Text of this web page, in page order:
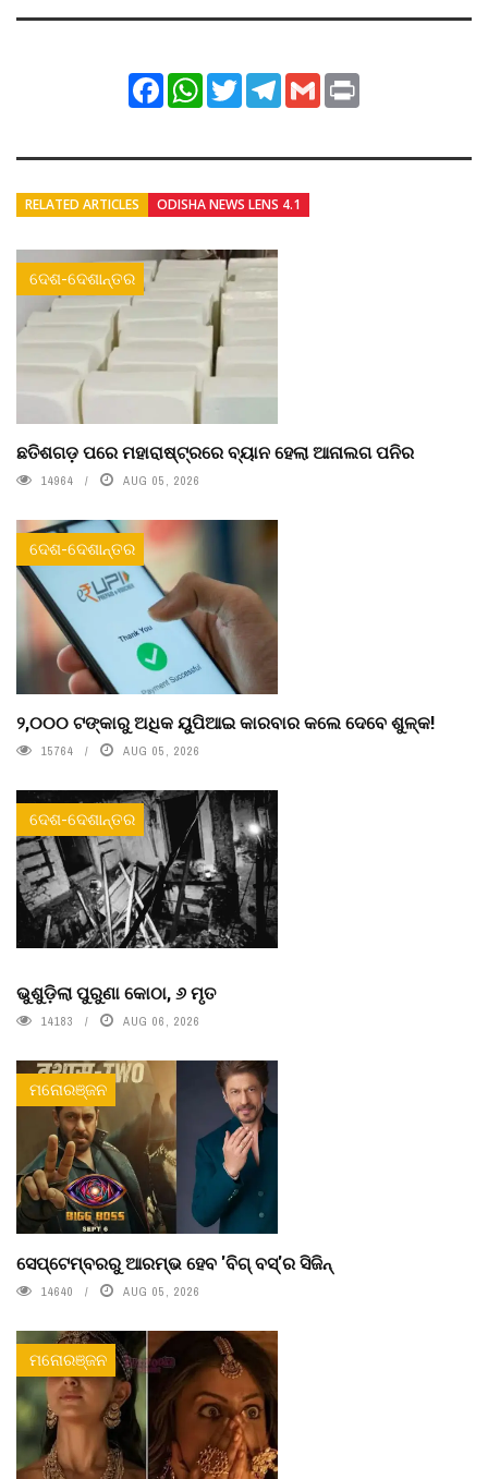
FacebookWhatsApp
TwitterTelegram
Gmail
RELATED ARTICLES ODISHA NEWS LENS 4.1
ଦେଶ-ଦେଶାନ୍ତର
ଛତିଶଗଡ଼ ପରେ ମହାରାଷ୍ଟ୍ରରେ ବ୍ୟାନ ହେଲା ଆନାଲଗ ପନିର
14964 AUG 05, 2026
ଦେଶ-ଦେଶାନ୍ତର
୨,୦୦୦ ଟଙ୍କାରୁ ଅଧିକ ୟୁପିଆଇ କାରବାର କଲେ ଦେବେ ଶୁଳ୍କ!
15764 AUG 05, 2026
ଦେଶ-ଦେଶାନ୍ତର
ଭୁଶୁଡ଼ିଲା ପୁରୁଣା କୋଠା, ୬ ମୃତ
14183 AUG 06, 2026
ମନୋରଞ୍ଜନ
ସେପ୍ଟେମ୍ବରରୁ ଆରମ୍ଭ ହେବ 'ବିଗ୍ ବସ୍'ର ସିଜିନ୍
14640 AUG 05, 2026
ମନୋରଞ୍ଜନ